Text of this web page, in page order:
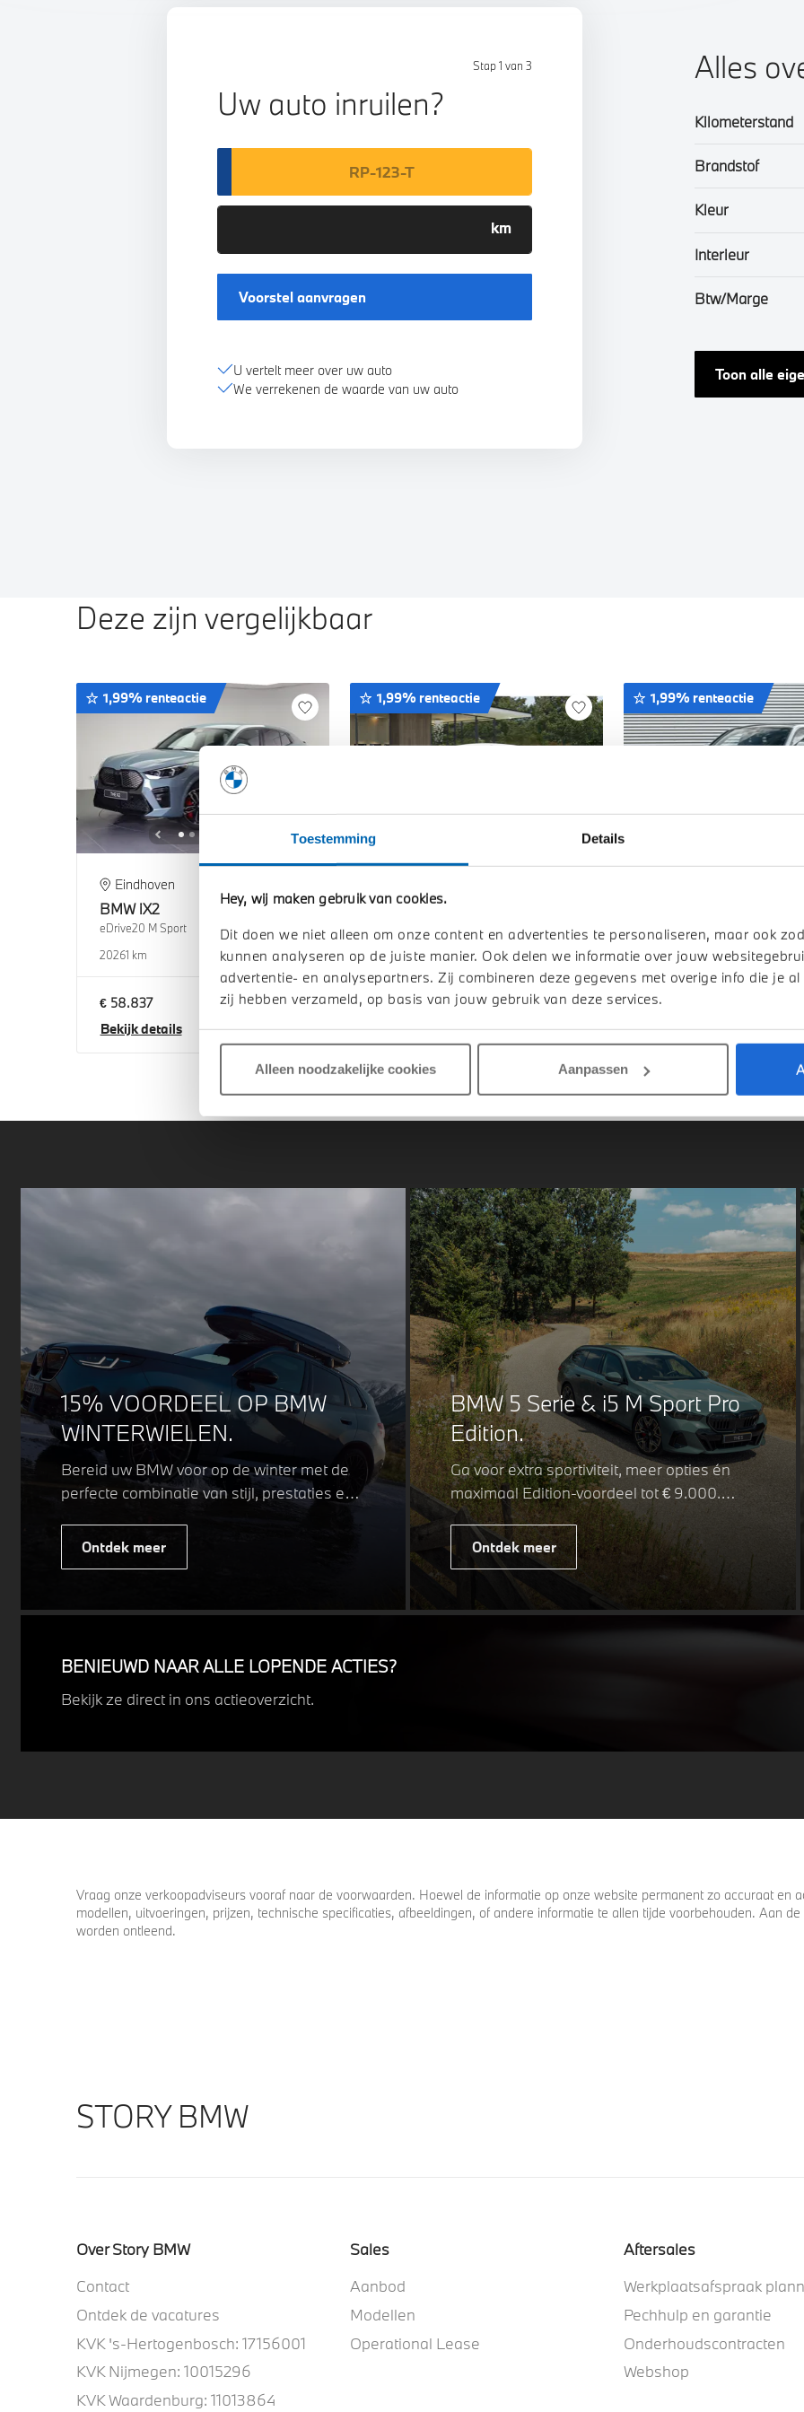
Toestemming Details
Hey, wij maken gebruik van cookies.
Dit doen we niet alleen om onze content en advertenties te personaliseren, maar ook
kunnen analyseren op de juiste manier. Ook delen we informatie over jouw
advertentie- en analysepartners. Zij combineren deze gegevens met overige info die je
zij hebben verzameld, op basis van jouw gebruik van deze services.
Alleen noodzakelijke cookies Aanpassen
Stap 1 van 3
Uw auto inruilen?
Voorstel aanvragen
U vertelt meer over uw auto
We verrekenen de waarde van uw auto
Alles
Kilometerstand
Brandstof
Kleur
Interieur
Btw/Marge
Toon alle
Deze zijn vergelijkbaar
1,99% renteactie
Eindhoven
BMW iX2
eDrive20 M Sport
20261 km
€ 58.837
Bekijk details
1,99% renteactie
BMWiX2
eDrive20 M Sport
20261 km
€ 61.228
Bekijk details
1,99% renteactie
eDrive20 M Sport
2026 1 km
€ 61.858
Bekijk details
15% VOORDEEL OP BMW
WINTERWIELEN.
Bereid uw BMW voor op de winter met de
perfecte combinatie van stijl, prestaties en
of elegante look, onze winterwielen zijn
uitdagende weersomstandigheden.
Ontdek meer
BMW 5 Serie & i5 M Sport Pro
Edition.
Ga voor extra sportiviteit, meer opties én
maximaal Edition-voordeel tot € 9.000.
Fiscaal leverbaar vanaf € 75.347. Met de
BMW 5 Serie & i5 M Sport Pro Edition kiest
u voor een rijk uitgeruste uitvoering waarin
juist de details het verschil maken. De
details die ervoor zorgen dat u nog één
keer omkijkt voordat u verder loopt.
Ontdek meer
BENIEUWD NAAR ALLE LOPENDE ACTIES?
Bekijk ze direct in ons actieoverzicht.
Vraag onze verkoopadviseurs vooraf naar de voorwaarden. Hoewel de informatie op onze website permanent zo accuraat en
modellen, uitvoeringen, prijzen, technische specificaties, afbeeldingen, of andere informatie te allen tijde voorbehouden. Aan
worden ontleend.
STORY BMW
Over Story BMW
Contact
Ontdek de vacatures
KVK 's-Hertogenbosch: 17156001
KVK Nijmegen: 10015296
KVK Waardenburg: 11013864
Sales
Aanbod
Modellen
Operational Lease
Aftersales
Werkplaatsafspraak
Pechhulp en garantie
Onderhoudscontracten
Webshop